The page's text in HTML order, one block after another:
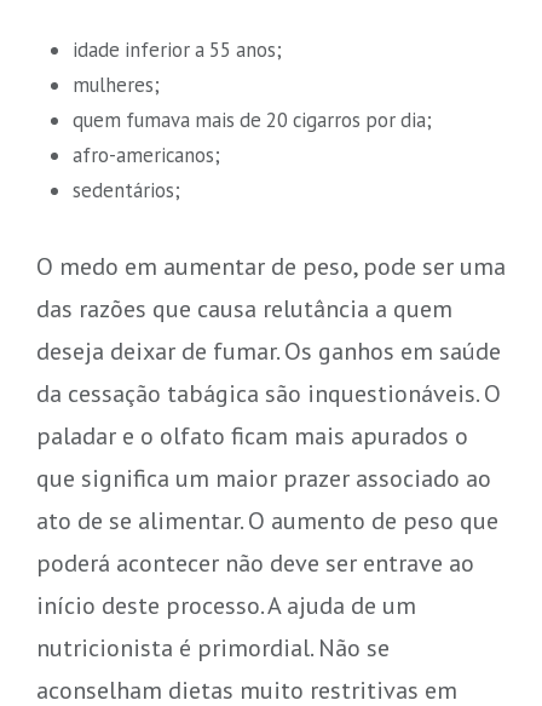
idade inferior a 55 anos;
mulheres;
quem fumava mais de 20 cigarros por dia;
afro-americanos;
sedentários;
O medo em aumentar de peso, pode ser uma
das razões que causa relutância a quem
deseja deixar de fumar. Os ganhos em saúde
da cessação tabágica são inquestionáveis. O
paladar e o olfato ficam mais apurados o
que significa um maior prazer associado ao
ato de se alimentar. O aumento de peso que
poderá acontecer não deve ser entrave ao
início deste processo. A ajuda de um
nutricionista é primordial. Não se
aconselham dietas muito restritivas em